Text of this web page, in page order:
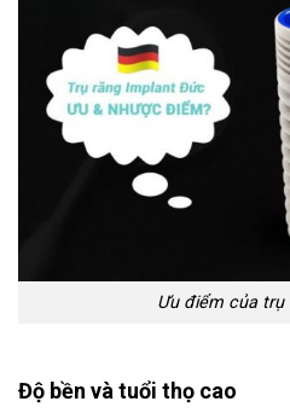
Ưu điểm của
Độ bền và tuổi thọ cao